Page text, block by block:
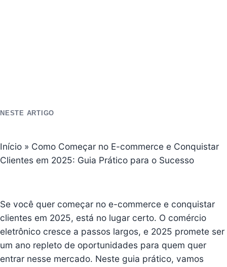
NESTE ARTIGO
Início » Como Começar no E-commerce e Conquistar
Clientes em 2025: Guia Prático para o Sucesso
Se você quer começar no e-commerce e conquistar
clientes em 2025, está no lugar certo. O comércio
eletrônico cresce a passos largos, e 2025 promete ser
um ano repleto de oportunidades para quem quer
entrar nesse mercado. Neste guia prático, vamos